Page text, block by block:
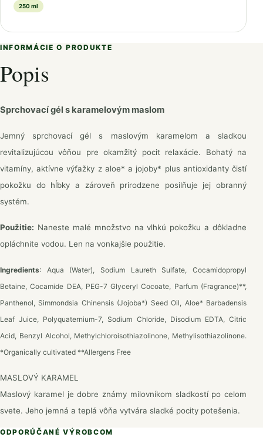
250 ml
INFORMÁCIE O PRODUKTE
Popis
Sprchovací gél s karamelovým maslom
Jemný sprchovací gél s maslovým karamelom a sladkou
revitalizujúcou vôňou pre okamžitý pocit relaxácie. Bohatý na
vitamíny, aktívne výťažky z aloe* a jojoby* plus antioxidanty čistí
pokožku do hĺbky a zároveň prirodzene posilňuje jej obranný
systém.
Použitie: Naneste malé množstvo na vlhkú pokožku a dôkladne
opláchnite vodou. Len na vonkajšie použitie.
Ingredients: Aqua (Water), Sodium Laureth Sulfate, Cocamidopropyl
Betaine, Cocamide DEA, PEG-7 Glyceryl Cocoate, Parfum (Fragrance)**,
Panthenol, Simmondsia Chinensis (Jojoba*) Seed Oil, Aloe* Barbadensis
Leaf Juice, Polyquaternium-7, Sodium Chloride, Disodium EDTA, Citric
Acid, Benzyl Alcohol, Methylchloroisothiazolinone, Methylisothiazolinone.
*Organically cultivated **Allergens Free
MASLOVÝ KARAMEL
Maslový karamel je dobre známy milovníkom sladkostí po celom
svete. Jeho jemná a teplá vôňa vytvára sladké pocity potešenia.
ODPORÚČANÉ VÝROBCOM